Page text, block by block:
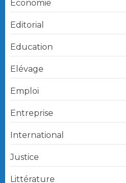
Economie
Editorial
Education
Elévage
Emploi
Entreprise
International
Justice
Littérature